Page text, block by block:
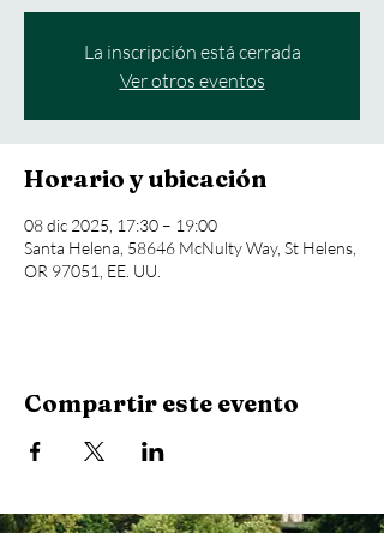
La inscripción está cerrada
Ver otros eventos
Horario y ubicación
08 dic 2025, 17:30 – 19:00
Santa Helena, 58646 McNulty Way, St Helens,
OR 97051, EE. UU.
Compartir este evento